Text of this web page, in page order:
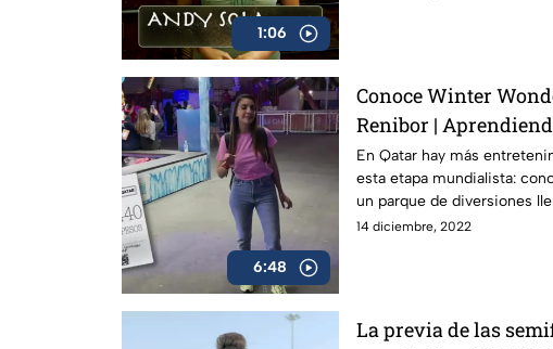
1:06
6:48
Conoce Winter
Renibor |
En Qatar hay más
esta etapa mundialista:
un parque de diversiones
secretos
14 diciembre, 2022
La previa de las